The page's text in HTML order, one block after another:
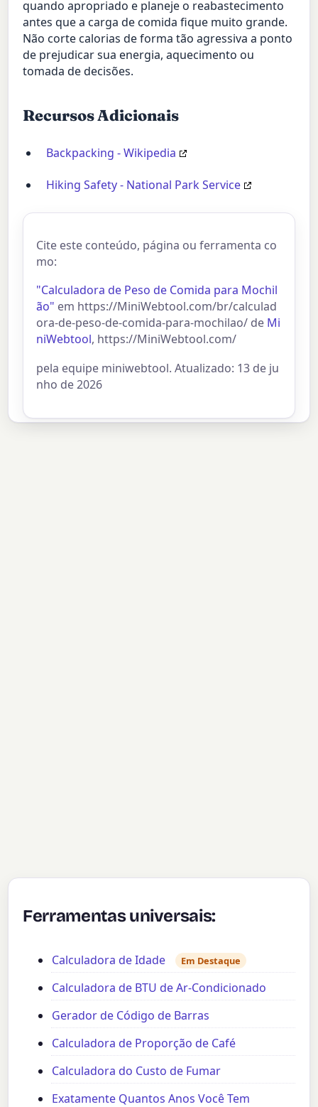
quando apropriado e planeje o reabastecimento
antes que a carga de comida fique muito grande.
Não corte calorias de forma tão agressiva a ponto
de prejudicar sua energia, aquecimento ou
tomada de decisões.
Recursos Adicionais
Backpacking - Wikipedia
Hiking Safety - National Park Service
Cite este conteúdo, página ou ferramenta co
mo:
"Calculadora de Peso de Comida para Mochil
ão" em https://MiniWebtool.com/br/calculad
ora-de-peso-de-comida-para-mochilao/ de Mi
niWebtool, https://MiniWebtool.com/
pela equipe miniwebtool. Atualizado: 13 de ju
nho de 2026
Ferramentas universais:
Calculadora de Idade Em Destaque
Calculadora de BTU de Ar-Condicionado
Gerador de Código de Barras
Calculadora de Proporção de Café
Calculadora do Custo de Fumar
Exatamente Quantos Anos Você Tem